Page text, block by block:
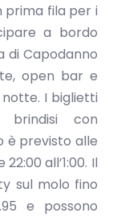
prima fila per i
a bordo
di Capodanno
open bar e
I biglietti
con
è previsto alle
all’1:00. Il
sul molo fino
e possono